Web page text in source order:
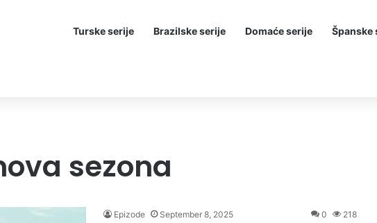
Turske serije Brazilske serije Domaće serije Španske
sezona
Epizode September 8, 2025 0 218